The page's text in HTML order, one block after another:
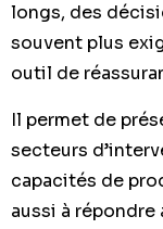
longs, des
souvent plus
outil de
Il permet de
secteurs
capacités de
aussi à